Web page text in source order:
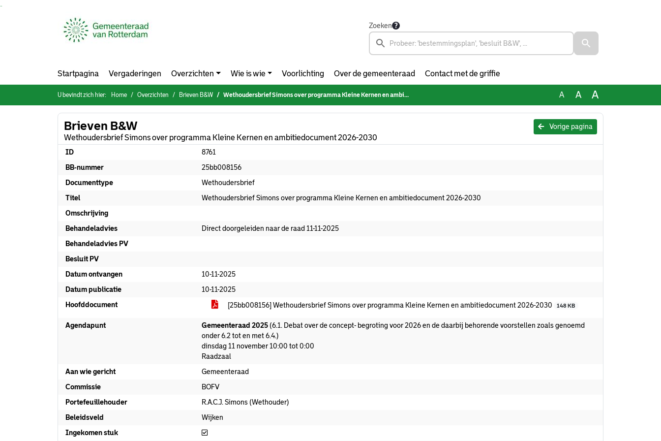
Zoeken
Startpagina Vergaderingen Overzichten Wie is wie Voorlichting Over de gemeenteraad Contact met de griffie
U bevindt zich hier: Home Overzichten Brieven B&W Wethoudersbrief Simons over programma Kleine Kernen en ambitiedocument 2026-2030 A A A
Vorige pagina
Brieven B&W
Wethoudersbrief Simons over programma Kleine Kernen en ambitiedocument 2026-2030
ID
8761
BB-nummer
25bb008156
Documenttype
Wethoudersbrief
Titel
Wethoudersbrief Simons over programma Kleine Kernen en ambitiedocument 2026-2030
Omschrijving
Behandeladvies
Direct doorgeleiden naar de raad 11-11-2025
Behandeladvies PV
Besluit PV
Datum ontvangen
10-11-2025
Datum publicatie
10-11-2025
Hoofddocument
[25bb008156] Wethoudersbrief Simons over programma Kleine Kernen en ambitiedocument 2026-2030 148 KB
Agendapunt Gemeenteraad 2025 (6.1. Debat over de concept- begroting voor 2026 en de daarbij behorende voorstellen zoals genoemd
onder 6.2 tot en met 6.4.)
dinsdag 11 november 10:00 tot 0:00
Raadzaal
Aan wie gericht
Gemeenteraad
Commissie
BOFV
Portefeuillehouder
R.A.C.J. Simons (Wethouder)
Beleidsveld
Wijken
Ingekomen stuk
Ingekomen stuk